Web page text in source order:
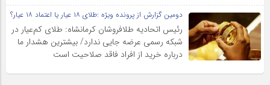
دومین گزارش از پرونده ویژه :طلای ۱۸ عیار یا اعتماد ۱۸ عیار؟
رئیس اتحادیه طلافروشان کرمانشاه: طلای کم‌عیار در
شبکه رسمی عرضه جایی ندارد/ بیشترین هشدار ما
درباره خرید از افراد فاقد صلاحیت است